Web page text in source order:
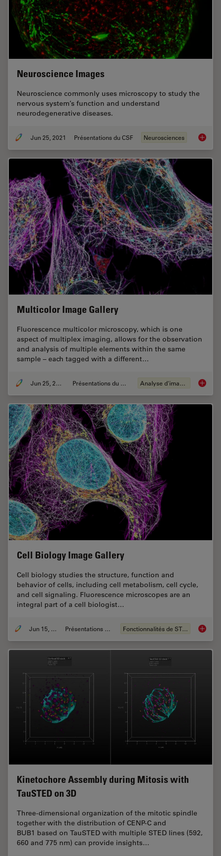
Neuroscience Images
Neuroscience commonly uses microscopy to study the
nervous system’s function and understand
neurodegenerative diseases.
Jun 25, 2021 Présentations du CSF Neurosciences
Multicolor Image Gallery
Fluorescence multicolor microscopy, which is one
aspect of multiplex imaging, allows for the observation
and analysis of multiple elements within the same
sample – each tagged with a different…
Jun 25, 2021 Présentations du CSF Analyse d'images
Cell Biology Image Gallery
Cell biology studies the structure, function and
behavior of cells, including cell metabolism, cell cycle,
and cell signaling. Fluorescence microscopes are an
integral part of a cell biologist…
Jun 15, 2021 Présentations du CSF Fonctionnalités de STELLARIS Cell
Kinetochore Assembly during Mitosis with
TauSTED on 3D
Three-dimensional organization of the mitotic spindle
together with the distribution of CENP-C and
BUB1 based on TauSTED with multiple STED lines (592,
660 and 775 nm) can provide insights…